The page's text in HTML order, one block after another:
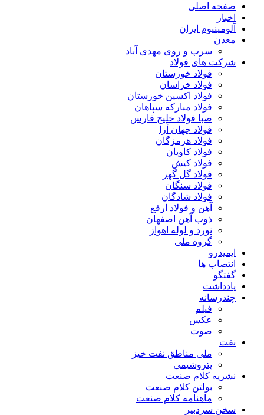
صفحه اصلی
اخبار
آلومینیوم ایران
معدن
سرب و روی مهدی آباد
شرکت های فولاد
فولاد خوزستان
فولاد خراسان
فولاد اکسین خوزستان
فولاد مبارکه سپاهان
صبا فولاد خلیج فارس
فولاد جهان آرا
فولاد هرمزگان
فولاد کاویان
فولاد کیش
فولاد گل گهر
فولاد سنگان
فولاد شادگان
آهن و فولاد ارفع
ذوب آهن اصفهان
نورد و لوله اهواز
گروه ملی
ایمیدرو
انتصاب ها
گفتگو
یادداشت
چندرسانه
فیلم
عکس
صوت
نفت
ملی مناطق نفت خیز
پتروشیمی
نشریه کلام صنعت
بولتن کلام صنعت
ماهنامه کلام صنعت
سخن سردبیر